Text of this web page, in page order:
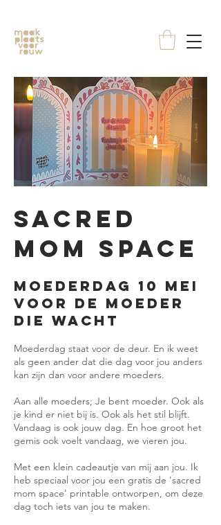
sacred
mom space
Moederdag 10 mei
Voor de moeder
die wacht
Moederdag staat voor de deur. En ik weet
als geen ander dat die dag voor jou anders
kan zijn dan voor andere moeders.
Aan alle moeders; Je bent moeder. Ook als
je kind er niet bij is. Ook als het stil blijft.
Vandaag is ook jouw dag. En hoe groot het
gemis ook voelt vandaag, we vieren jou.
Met een klein cadeautje van mij aan jou. Ik
heb speciaal voor jou een gratis de 'sacred
mom space' printable ontworpen, om deze
dag toch iets van jou te maken.